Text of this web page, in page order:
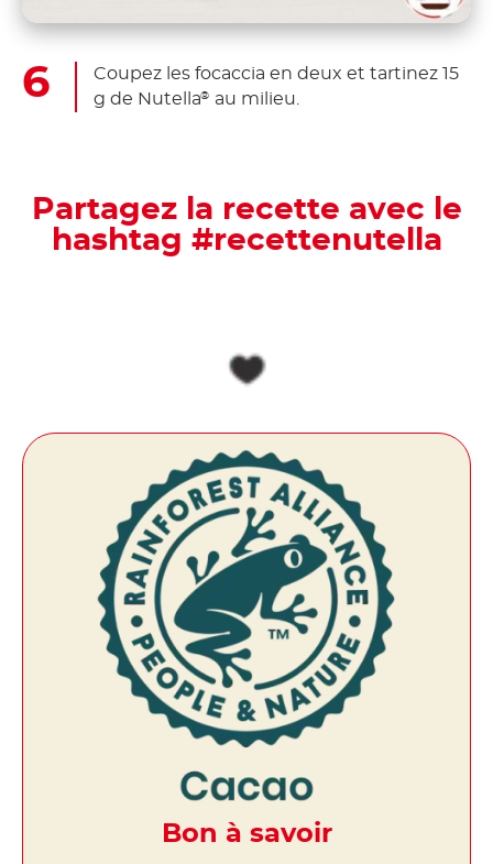
Coupez les focaccia en deux et tartinez 15
g de Nutella® au milieu.
Partagez la recette avec le
hashtag #recettenutella
Bon à savoir